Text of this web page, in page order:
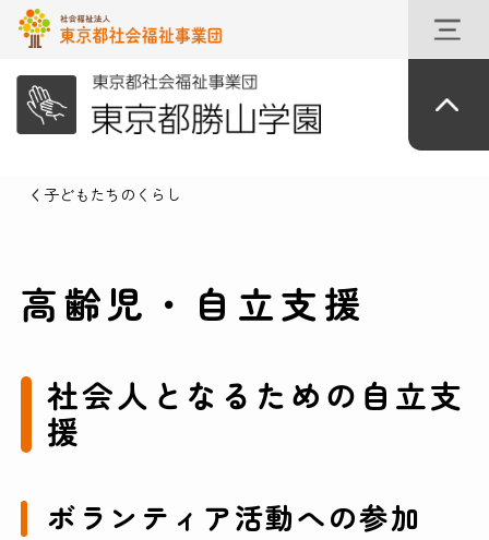
子どもたちのくらし
高齢児・自立支援
社会人となるための自立支
援
ボランティア活動への参加